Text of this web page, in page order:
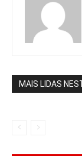
MAIS LIDAS